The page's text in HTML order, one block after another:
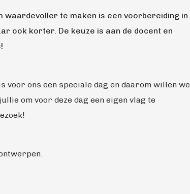
waardevoller te maken is een voorbereiding in
ook korter. De keuze is aan de docent en
ons een speciale dag en daarom willen we
om voor deze dag een eigen vlag te